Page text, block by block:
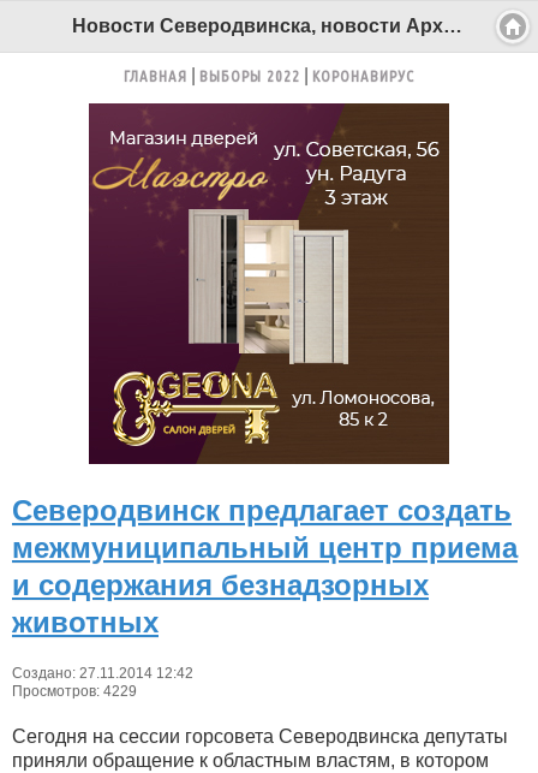
Новости Северодвинска, новости Архангельска - Беломорканал Северодвинск tv29.ru
ГЛАВНАЯ ВЫБОРЫ 2022 КОРОНАВИРУС
Северодвинск предлагает создать
межмуниципальный центр приема
и содержания безнадзорных
животных
Создано: 27.11.2014 12:42
Просмотров: 4229
Сегодня на сессии горсовета Северодвинска депутаты
приняли обращение к областным властям, в котором